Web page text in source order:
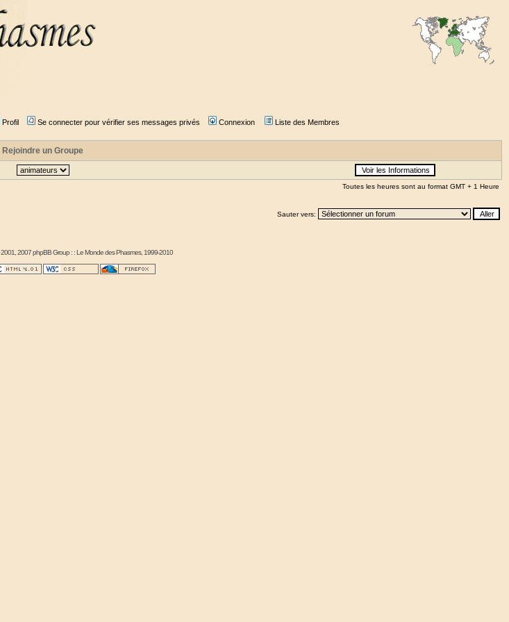
Profil Se connecter pour vérifier ses messages privés Connexion Liste des Membres
Rejoindre un Groupe
Toutes les heures sont au format GMT + 1 Heure
Sauter vers:
2007 phpBB Group : :Le Monde des Phasmes, 1999-2010